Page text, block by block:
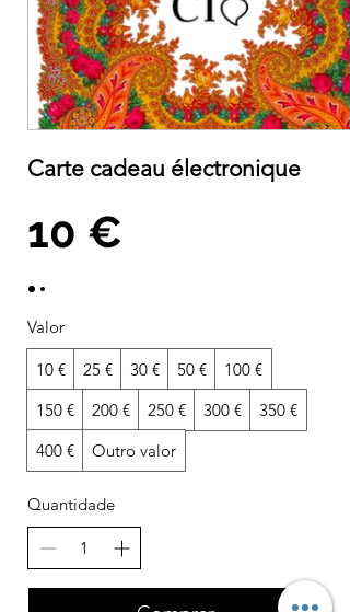
Carte cadeau électronique
10 €
Valor
10 € 25 € 30 € 50 €
100 €
150 €
200 € 250 € 300 €
350 €
400 €
Outro valor
Quantidade